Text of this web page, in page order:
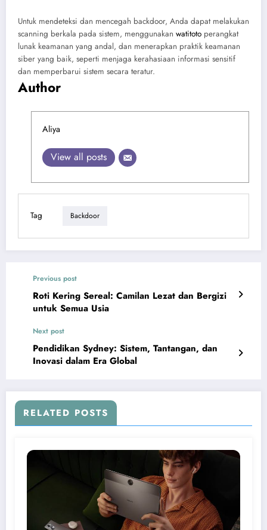
Untuk mendeteksi dan mencegah backdoor, Anda dapat melakukan
scanning berkala pada sistem, menggunakan watitoto perangkat
lunak keamanan yang andal, dan menerapkan praktik keamanan
siber yang baik, seperti menjaga kerahasiaan informasi sensitif
dan memperbarui sistem secara teratur.
Author
Aliya
View all posts
Tag Backdoor
Previous post
Roti Kering Sereal: Camilan Lezat dan Bergizi
untuk Semua Usia
Next post
Pendidikan Sydney: Sistem, Tantangan, dan
Inovasi dalam Era Global
RELATED POSTS